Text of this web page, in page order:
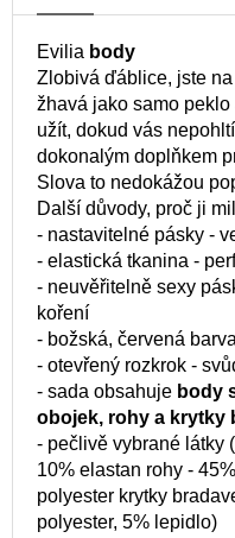
Evilia body
Zlobivá ďáblice, jste
žhavá jako samo
užít, dokud vás
dokonalým doplňkem
Slova to nedokážou
Další důvody, proč ji
- nastavitelné pásky -
- elastická tkanina -
- neuvěřitelně sexy
koření
- božská, červená
- otevřený rozkrok -
- sada obsahuje body
obojek, rohy a krytky
- pečlivě vybrané látky
10% elastan rohy -
polyester krytky
polyester, 5% lepidlo)